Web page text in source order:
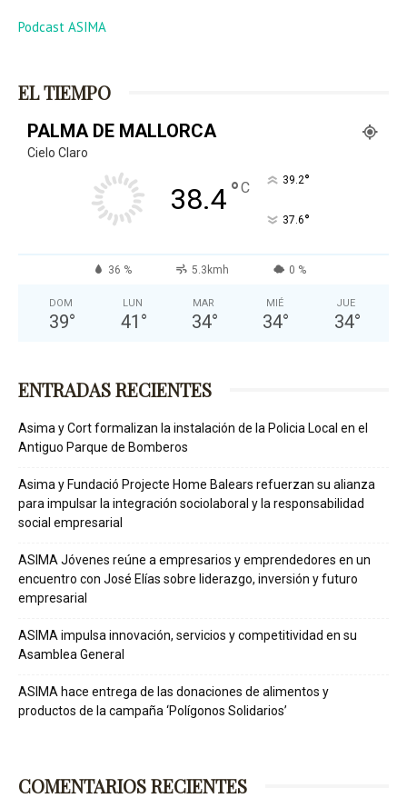
Podcast ASIMA
EL TIEMPO
PALMA DE MALLORCA
Cielo Claro
38.4°C 39.2°
37.6°
36 % 5.3kmh 0 %
DOM
39°
LUN
41 °
MAR
34°
MIÉ
34°
JUE
34°
ENTRADAS RECIENTES
Asima y Cort formalizan la instalación de la Policia Local en el
Antiguo Parque de Bomberos
Asima y Fundació Projecte Home Balears refuerzan su alianza
para impulsar la integración sociolaboral y la responsabilidad
social empresarial
ASIMA Jóvenes reúne a empresarios y emprendedores en un
encuentro con José Elías sobre liderazgo, inversión y futuro
empresarial
ASIMA impulsa innovación, servicios y competitividad en su
Asamblea General
ASIMA hace entrega de las donaciones de alimentos y
productos de la campaña ‘Polígonos Solidarios’
COMENTARIOS RECIENTES